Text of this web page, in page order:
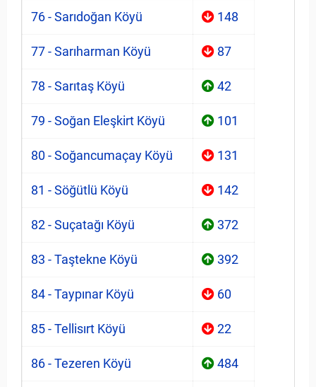
76 - Sarıdoğan Köyü 148
77 - Sarıharman Köyü 87
78 - Sarıtaş Köyü 42
79 - Soğan Eleşkirt Köyü 101
80 - Soğancumaçay Köyü 131
81 - Söğütlü Köyü 142
82 - Suçatağı Köyü 372
83 - Taştekne Köyü 392
84 - Taypınar Köyü 60
85 - Tellisırt Köyü 22
86 - Tezeren Köyü 484